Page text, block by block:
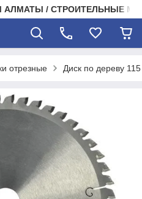
АЛМАТЫ / СТРОИТЕЛЬНЫЕ
отрезные Диск по дереву 115